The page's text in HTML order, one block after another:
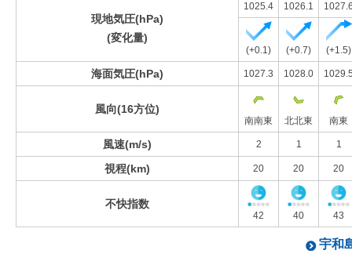
現地気圧(hPa)
(変化量)
1025.4 1026.1
(+0.1) (+0.7) (+1.5)
海面気圧(hPa) 1027.3 1028.0
風向(16方位)
南南東 北北東 南東
風速(m/s) 2 1 1
視程(km) 20 20 20
不快指数
42 40 43
宇和